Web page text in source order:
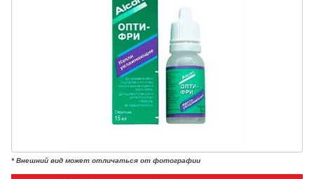
* Внешний вид может отличаться от фотографии